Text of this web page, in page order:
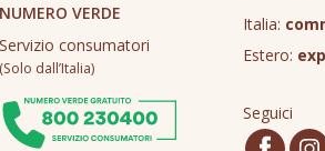
NUMERO VERDE
Servizio consumatori
(Solo dall’Italia)
Italia:
Estero:
Seguici